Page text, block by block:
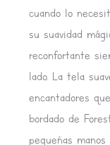
cuando lo
su suavidad
reconfortante
lado. La tela
encantadores
bordado de
pequeñas